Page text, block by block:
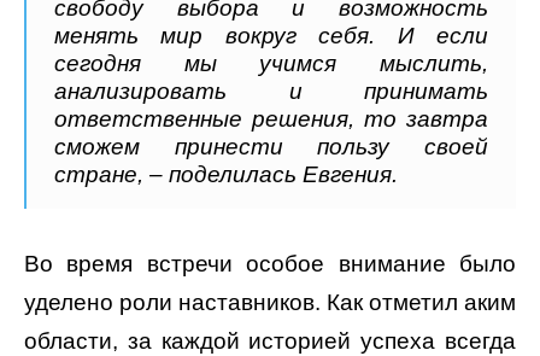
свободу выбора и возможность
менять мир вокруг себя. И если
сегодня мы учимся мыслить,
анализировать и принимать
ответственные решения, то завтра
сможем принести пользу своей
стране, – поделилась Евгения.
Во время встречи особое внимание было
уделено роли наставников. Как отметил аким
области, за каждой историей успеха всегда